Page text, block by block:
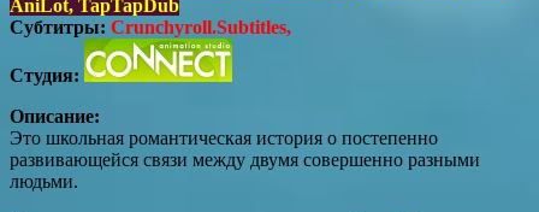
AniLot, TapTapDub
Субтитры: Crunchyroll.Subtitles,
Студия:
Описание:
Это школьная романтическая история о постепенно
развивающейся связи между двумя совершенно разными
людьми.